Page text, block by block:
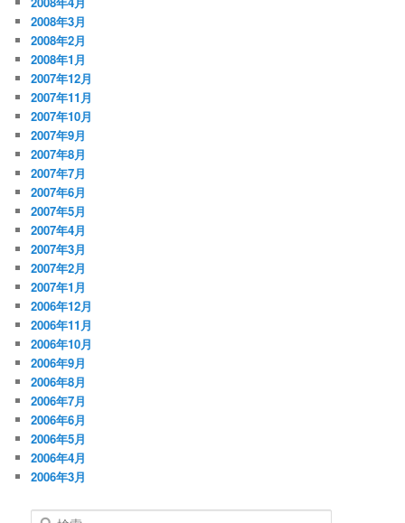
2008年3月
2008年2月
2008年1月
2007年12月
2007年11月
2007年10月
2007年9月
2007年8月
2007年7月
2007年6月
2007年5月
2007年4月
2007年3月
2007年2月
2007年1月
2006年12月
2006年11月
2006年10月
2006年9月
2006年8月
2006年7月
2006年6月
2006年5月
2006年4月
2006年3月
検